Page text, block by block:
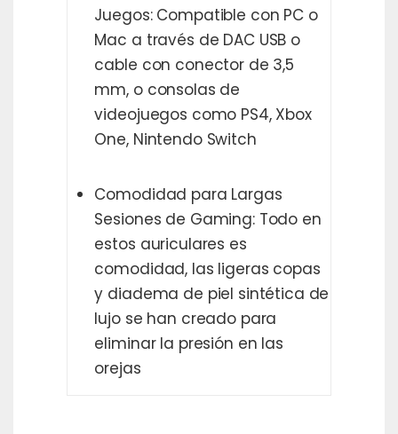
Juegos: Compatible con PC o
Mac a través de DAC USB o
cable con conector de 3,5
mm, o consolas de
videojuegos como PS4, Xbox
One, Nintendo Switch
Comodidad para Largas
Sesiones de Gaming: Todo en
estos auriculares es
comodidad, las ligeras copas
y diadema de piel sintética de
lujo se han creado para
eliminar la presión en las
orejas